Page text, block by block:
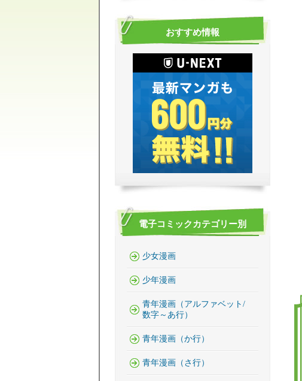
おすすめ情報
電子コミックカテゴリー別
少女漫画
少年漫画
青年漫画（アルファベット/
数字～あ行）
青年漫画（か行）
青年漫画（さ行）